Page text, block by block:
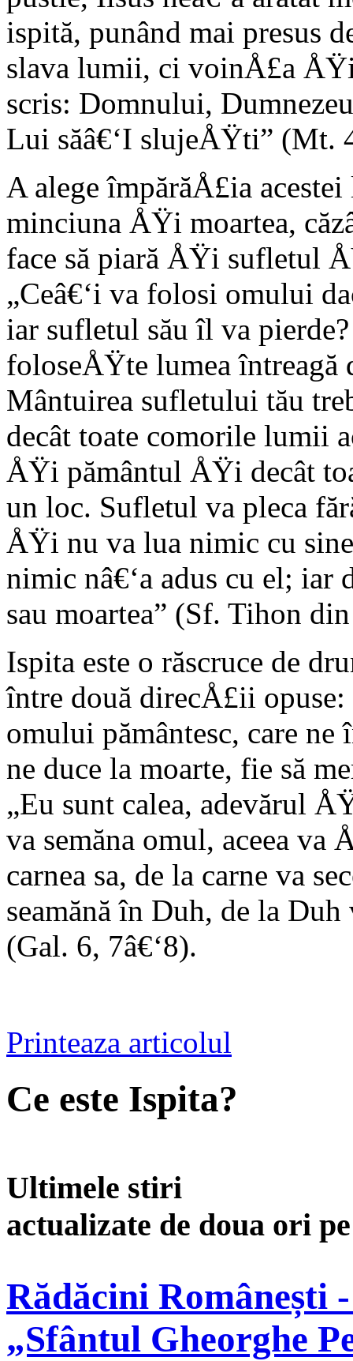
ispită, punând mai presus
slava lumii, ci voinÅ£a
scris: Domnului,
Lui săâ€‘I slujeÅŸti” (Mt.
A alege împărăÅ£ia
minciuna ÅŸi moartea,
face să piară ÅŸi sufletul
„Ceâ€‘i va folosi omului
iar sufletul său îl va
foloseÅŸte lumea întreagă
Mântuirea sufletului tău
decât toate comorile lumii
ÅŸi pământul ÅŸi decât
un loc. Sufletul va pleca
ÅŸi nu va lua nimic cu
nimic nâ€‘a adus cu el; iar
sau moartea” (Sf. Tihon
Ispita este o răscruce de
între două direcÅ£ii
omului pământesc, care
ne duce la moarte, fie să
„Eu sunt calea, adevărul
va semăna omul, aceea va
carnea sa, de la carne va
seamănă în Duh, de la
(Gal. 6, 7â€‘8).
Printeaza articolul
Ce este Ispita?
Ultimele stiri
actualizate de doua ori
Rădăcini Românești
„Sfântul Gheorghe